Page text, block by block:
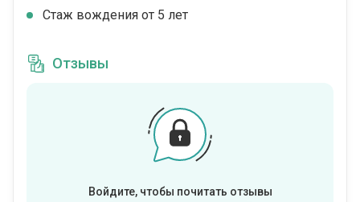
Стаж вождения от 5 лет
Отзывы
Войдите, чтобы почитать отзывы